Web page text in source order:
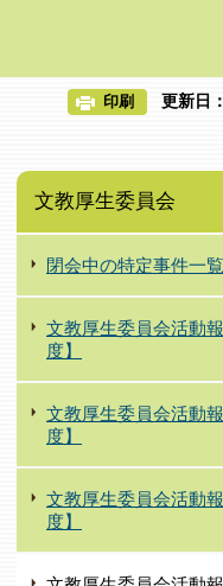
印刷 更新日
文教厚生委員会
閉会中の特定事件一覧
文教厚生委員会活動
度】
文教厚生委員会活動
度】
文教厚生委員会活動
度】